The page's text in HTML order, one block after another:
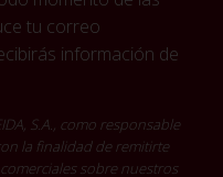
tu correo
información de
S.A., como responsable
la finalidad de remitirte
sobre nuestros